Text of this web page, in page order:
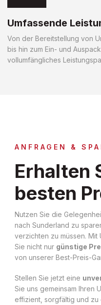
Umfassende
Von der Bereitstellung von
bis hin zum Ein- und
vollumfängliches
ANFRAGEN &
Erhalten
besten
Nutzen Sie die
nach Sunderland zu
verzichten zu müssen. Mit
Sie nicht nur günstige
von unserer Best-Preis-
Stellen Sie jetzt eine
Sie uns gemeinsam Ihren
effizient, sorgfältig und